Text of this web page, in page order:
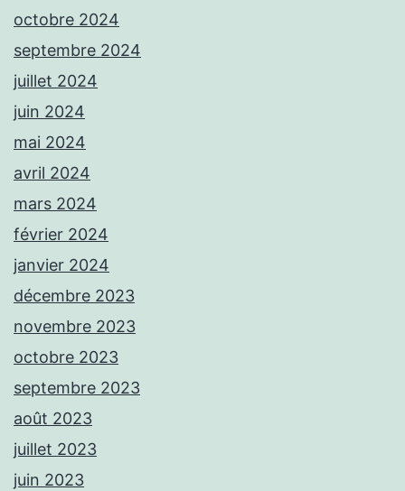
octobre 2024
septembre 2024
juillet 2024
juin 2024
mai 2024
avril 2024
mars 2024
février 2024
janvier 2024
décembre 2023
novembre 2023
octobre 2023
septembre 2023
août 2023
juillet 2023
juin 2023